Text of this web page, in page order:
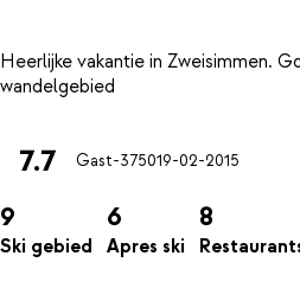
Heerlijke vakantie in Zweisimmen.
7.7 Gast-375019-02-2015
9
Ski gebied
6
Apres ski
8